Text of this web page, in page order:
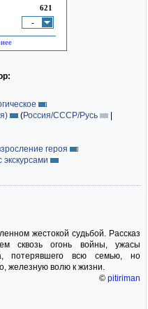
621
-
(Россия/СССР/Русь
|
героя
жестокой судьбой. Рассказ
сквозь огонь войны, ужасы
потерявшего всю семью, но
железную волю к жизни.
© pitiriman